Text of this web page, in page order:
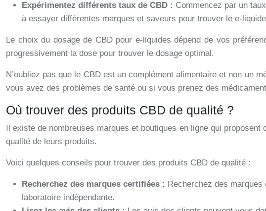
Expérimentez différents taux de CBD : Commencez par un
à essayer différentes marques et saveurs pour trouver le e-
Le choix du dosage de CBD pour e-liquides dépend de vos
progressivement la dose pour trouver le dosage optimal.
N’oubliez pas que le CBD est un complément alimentaire et non un
vous avez des problèmes de santé ou si vous prenez des
Où trouver des produits CBD de qualité ?
Il existe de nombreuses marques et boutiques en ligne qui
qualité de leurs produits.
Voici quelques conseils pour trouver des produits CBD de qualité :
Recherchez des marques certifiées : Recherchez des
laboratoire indépendante.